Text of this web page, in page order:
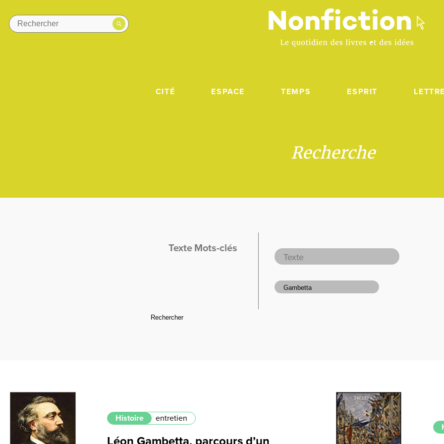
CITÉ ESPACE TEMPS ESPRIT
Recherche
Texte Mots-clés
Histoire entretien